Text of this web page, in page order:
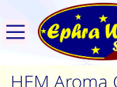
HEM Aroma